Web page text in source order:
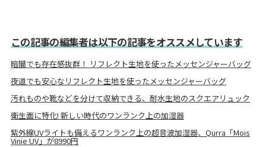
この記事の編集者は以下の記事をオススメしています
暗闇でも存在感抜群！ リフレクト生地を使ったメッセンジャーバッグ
夜道でも安心なリフレクト生地を使ったメッセンジャーバッグ
汚れものや靴などを分けて収納できる、耐水生地のスクエアリュック
衛生面に特化! 新しい時代のワンランク上の加湿器
紫外線UVライトも備えるワンランク上の超音波加湿器、Qurra「Mois
Vinie UV」が8990円